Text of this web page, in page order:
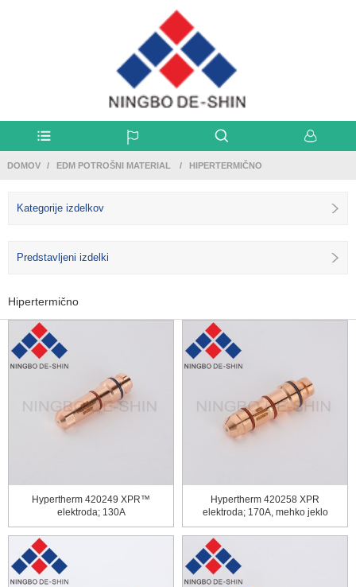
DOMOV EDM POTROŠNI MATERIAL HIPERTERMIČNO
Kategorije izdelkov
Predstavljeni izdelki
Hipertermično
Hypertherm 420249 XPR™
elektroda; 130A
Hypertherm 420258 XPR
elektroda; 170A, mehko jeklo